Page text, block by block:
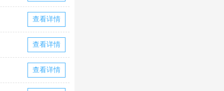
查看详情
查看详情
查看详情